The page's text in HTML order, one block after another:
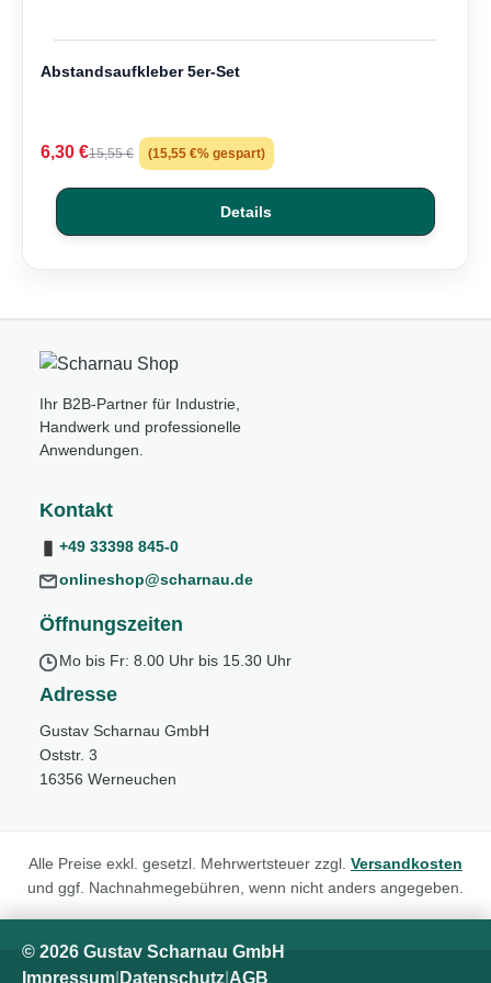
Abstandsaufkleber 5er-Set
6,30 €15,55 € (15,55 €% gespart)
Details
Ihr B2B-Partner für Industrie,
Handwerk und professionelle
Anwendungen.
Kontakt
+49 33398 845-0
onlineshop@scharnau.de
Öffnungszeiten
Mo bis Fr: 8.00 Uhr bis 15.30 Uhr
Adresse
Gustav Scharnau GmbH
Oststr. 3
16356 Werneuchen
Alle Preise exkl. gesetzl. Mehrwertsteuer zzgl. Versandkosten
und ggf. Nachnahmegebühren, wenn nicht anders angegeben.
© 2026 Gustav Scharnau GmbH
Impressum Datenschutz AGB